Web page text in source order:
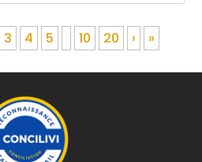
3 4 5 10 20 › »